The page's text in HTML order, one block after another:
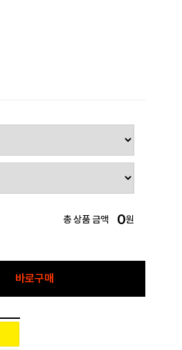
총 상품 금액 0원
바로구매